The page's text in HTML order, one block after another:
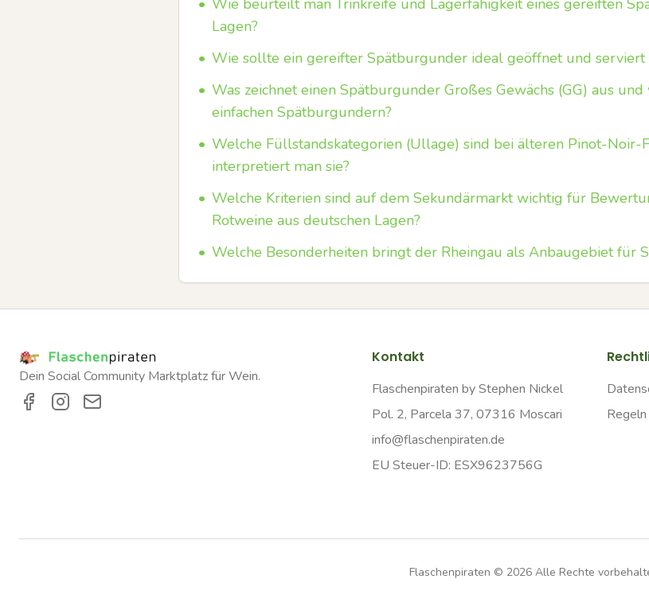
• Wie beurteilt man Trinkreife und Lagerfähigkeit eines gereiften
Lagen?
• Wie sollte ein gereifter Spätburgunder ideal geöffnet und serviert
• Was zeichnet einen Spätburgunder Großes Gewächs (GG) aus
einfachen Spätburgundern?
• Welche Füllstandskategorien (Ullage) sind bei älteren Pinot-Noir-
interpretiert man sie?
• Welche Kriterien sind auf dem Sekundärmarkt wichtig für
Rotweine aus deutschen Lagen?
• Welche Besonderheiten bringt der Rheingau als Anbaugebiet für
Dein Social Community Marktplatz für Wein.
Kontakt
Flaschenpiraten by Stephen Nickel
Pol. 2, Parcela 37, 07316 Moscari
info@flaschenpiraten.de
EU Steuer-ID: ESX9623756G
Regeln
Flaschenpiraten © 2026Alle Rechte